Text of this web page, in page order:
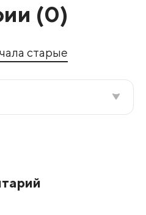
(0)
старые